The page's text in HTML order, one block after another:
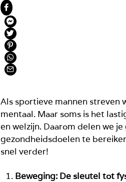
Als sportieve mannen streven
mentaal. Maar soms is het
en welzijn. Daarom delen we
gezondheidsdoelen te
snel verder!
Beweging: De sleutel tot